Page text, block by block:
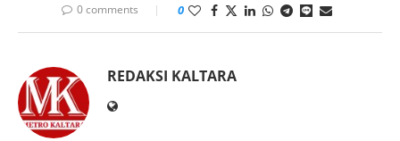
0 comments 0
REDAKSI KALTARA